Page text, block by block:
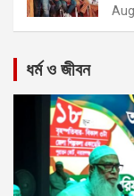
ধর্ম ও জীবন